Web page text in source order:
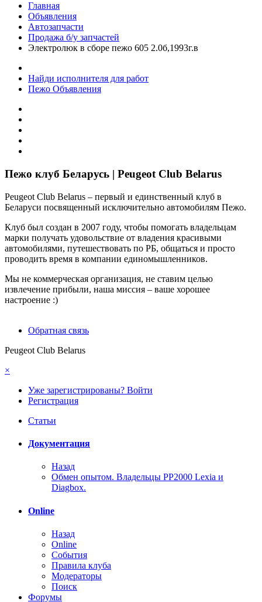
Главная
Объявления
Автозапчасти
Продажа б/у запчастей
Электролюк в сборе пежо 605 2.0б,1993г.в
Найди исполнителя для работ
Пежо Объявления
Пежо клуб Беларусь | Peugeot Club Belarus
Peugeot Club Belarus – первый и единственный клуб в
Беларуси посвященный исключительно автомобилям Пежо.
Клуб был создан в 2007 году, чтобы помогать владельцам
марки получать удовольствие от владения красивыми
автомобилями, путешествовать по РБ, общаться и просто
проводить время в компании единомышленников.
Мы не коммерческая организация, не ставим целью
извлечение прибыли, наша миссия – ваше хорошее
настроение :)
Обратная связь
Peugeot Club Belarus
×
Уже зарегистрированы? Войти
Регистрация
Статьи
Документация
Назад
Обмен опытом. Владельцы PP2000 Lexia и
Diagbox.
Online
Назад
Online
События
Правила клуба
Модераторы
Поиск
Форумы